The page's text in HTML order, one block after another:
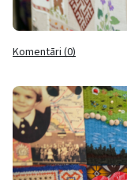
Komentāri (0)